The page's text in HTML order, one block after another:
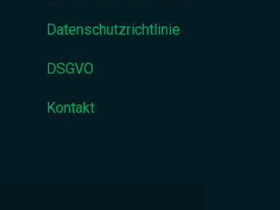
Datenschutzrichtlinie
DSGVO
Kontakt